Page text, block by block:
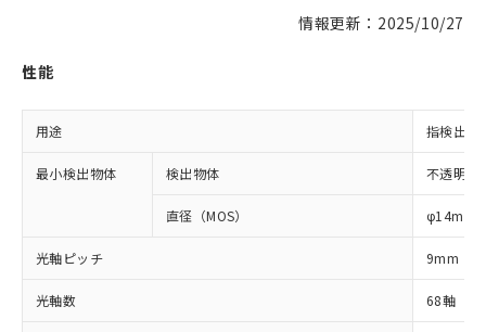
情報更新：2025/10/27
性能
用途 指検出用
最小検出物体 検出物体 不透明体
直径（MOS） φ14mm
光軸ピッチ 9mm
光軸数 68軸